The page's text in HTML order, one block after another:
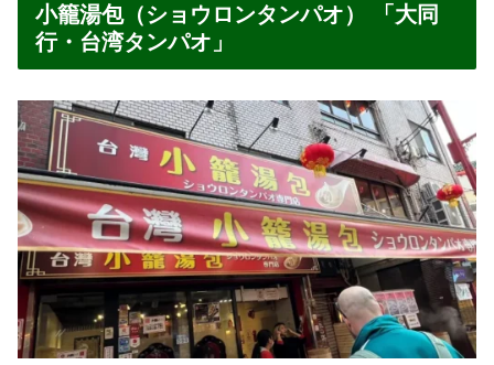
小籠湯包（ショウロンタンパオ） 「大同
行・台湾タンパオ」